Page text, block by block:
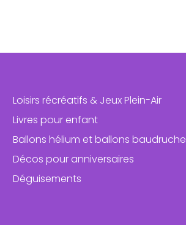
Loisirs récréatifs & Jeux Plein-Air
Livres pour enfant
Ballons hélium et ballons baudruche
Décos pour anniversaires
Déguisements